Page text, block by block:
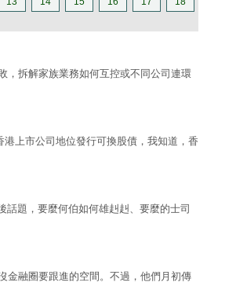
，拆解家族業務如何互控或不同公司連環
上市公司地位發行可換股債，我知道，香
話題，要麼何伯如何雄赳赳、要麼的士司
金融圈要跟進的空間。不過，他們月初傳